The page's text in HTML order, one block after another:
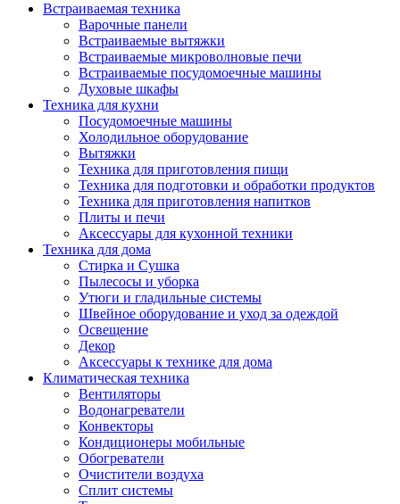
Встраиваемая техника
Варочные панели
Встраиваемые вытяжки
Встраиваемые микроволновые печи
Встраиваемые посудомоечные машины
Духовые шкафы
Техника для кухни
Посудомоечные машины
Холодильное оборудование
Вытяжки
Техника для приготовления пищи
Техника для подготовки и обработки продуктов
Техника для приготовления напитков
Плиты и печи
Аксессуары для кухонной техники
Техника для дома
Стирка и Сушка
Пылесосы и уборка
Утюги и гладильные системы
Швейное оборудование и уход за одеждой
Освещение
Декор
Аксессуары к технике для дома
Климатическая техника
Вентиляторы
Водонагреватели
Конвекторы
Кондиционеры мобильные
Обогреватели
Очистители воздуха
Сплит системы